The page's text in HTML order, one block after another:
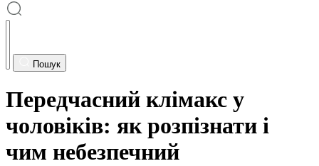
Пошук
Передчасний клімакс у
чоловіків: як розпізнати і
чим небезпечний